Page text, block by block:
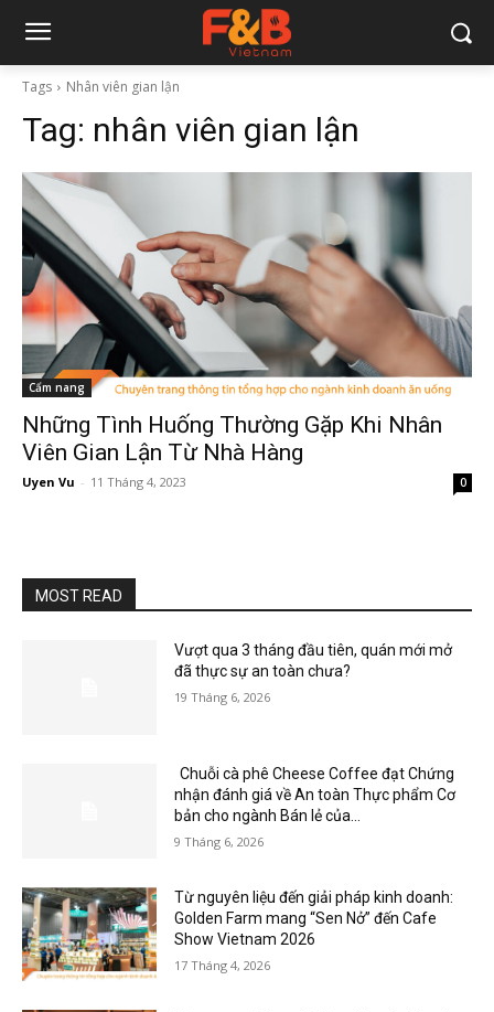
Tags Nhân viên gian lận
Tag: nhân viên gian lận
Cẩm nang
Những Tình Huống Thường Gặp Khi Nhân
Viên Gian Lận Từ Nhà Hàng
Uyen Vu - 11 Tháng 4, 2023 0
MOST READ
Vượt qua 3 tháng đầu tiên, quán mới mở
đã thực sự an toàn chưa?
19 Tháng 6, 2026
Chuỗi cà phê Cheese Coffee đạt Chứng
nhận đánh giá về An toàn Thực phẩm Cơ
bản cho ngành Bán lẻ của...
9 Tháng 6, 2026
Từ nguyên liệu đến giải pháp kinh doanh:
Golden Farm mang “Sen Nở” đến Cafe
Show Vietnam 2026
17 Tháng 4, 2026